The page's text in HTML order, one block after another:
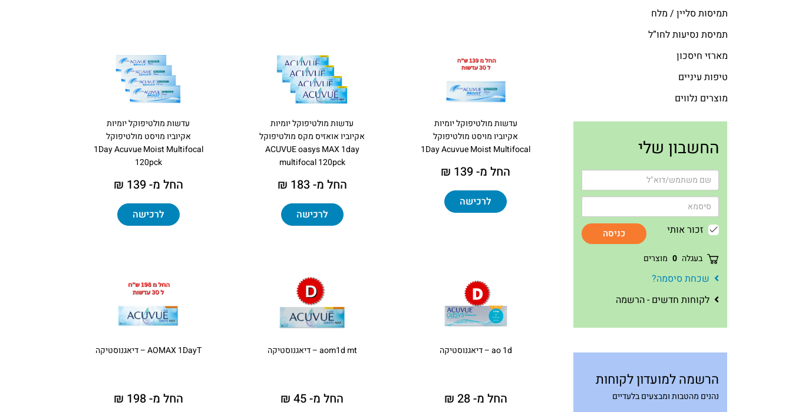
תמיסות סליין / מלח
תמיסת נסיעות לחו”ל
מארזי חיסכון
טיפות עיניים
מוצרים נלווים
החשבון שלי
זכור אותי כניסה
בעגלה 0 מוצרים
שכחת סיסמה?
לקוחות חדשים - הרשמה
הרשמה למועדון לקוחות
נהנים מהטבות ומבצעים בלעדיים
עדשות מולטיפוקל יומיות
אקיוביו מויסט מולטיפוקל
1Day Acuvue Moist Multifocal
החל מ- 139 ₪
לרכישה
עדשות מולטיפוקל יומיות
אקיוביו אואזיס מקס מולטיפוקל
ACUVUE oasys MAX 1day
multifocal 120pck
החל מ- 183 ₪
לרכישה
עדשות מולטיפוקל יומיות
אקיוביו מויסט מולטיפוקל
1Day Acuvue Moist Multifocal
120pck
החל מ- 139 ₪
לרכישה
ao 1d – דיאגנוסטיקה
החל מ- 28 ₪
aom1d mt – דיאגנוסטיקה
החל מ- 45 ₪
AOMAX 1DayT – דיאגנוסטיקה
החל מ- 198 ₪